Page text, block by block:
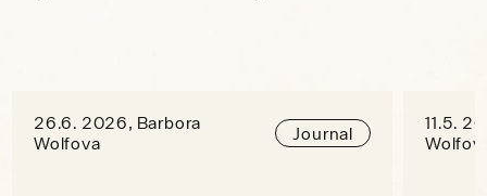
26.6. 2026, Barbora
Wolfova
Journal
11.5.